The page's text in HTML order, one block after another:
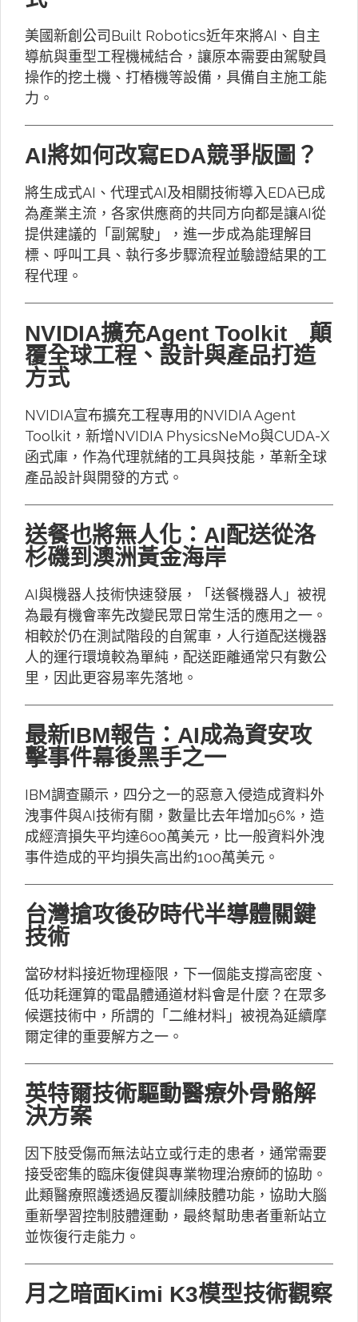
美國新創公司Built Robotics近年來將AI、自主
導航與重型工程機械結合，讓原本需要由駕駛員
操作的挖土機、打樁機等設備，具備自主施工能
力。
AI將如何改寫EDA競爭版圖？
將生成式AI、代理式AI及相關技術導入EDA已成
為產業主流，各家供應商的共同方向都是讓AI從
提供建議的「副駕駛」，進一步成為能理解目
標、呼叫工具、執行多步驟流程並驗證結果的工
程代理。
NVIDIA擴充Agent Toolkit 顛
覆全球工程、設計與產品打造
方式
NVIDIA宣布擴充工程專用的NVIDIA Agent
Toolkit，新增NVIDIA PhysicsNeMo與CUDA-X
函式庫，作為代理就緒的工具與技能，革新全球
產品設計與開發的方式。
送餐也將無人化：AI配送從洛
杉磯到澳洲黃金海岸
AI與機器人技術快速發展，「送餐機器人」被視
為最有機會率先改變民眾日常生活的應用之一。
相較於仍在測試階段的自駕車，人行道配送機器
人的運行環境較為單純，配送距離通常只有數公
里，因此更容易率先落地。
最新IBM報告：AI成為資安攻
擊事件幕後黑手之一
IBM調查顯示，四分之一的惡意入侵造成資料外
洩事件與AI技術有關，數量比去年增加56%，造
成經濟損失平均達600萬美元，比一般資料外洩
事件造成的平均損失高出約100萬美元。
台灣搶攻後矽時代半導體關鍵
技術
當矽材料接近物理極限，下一個能支撐高密度、
低功耗運算的電晶體通道材料會是什麼？在眾多
候選技術中，所謂的「二維材料」被視為延續摩
爾定律的重要解方之一。
英特爾技術驅動醫療外骨骼解
決方案
因下肢受傷而無法站立或行走的患者，通常需要
接受密集的臨床復健與專業物理治療師的協助。
此類醫療照護透過反覆訓練肢體功能，協助大腦
重新學習控制肢體運動，最終幫助患者重新站立
並恢復行走能力。
月之暗面Kimi K3模型技術觀察